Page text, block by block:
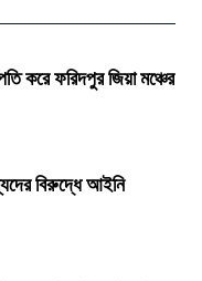
করে ফরিদপুর জিয়া মঞ্চের
বিরুদ্ধে আইনি